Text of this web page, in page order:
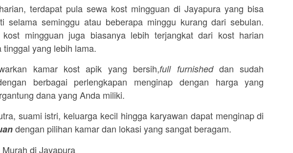
terdapat pula sewa kost mingguan di Jayapura yang bisa
selama seminggu atau beberapa minggu kurang dari sebulan.
mingguan juga biasanya lebih terjangkat dari kost harian
tinggal yang lebih lama.
kamar kost apik yang bersih,full furnished dan sudah
berbagai perlengkapan menginap dengan harga yang
dana yang Anda miliki.
suami istri, keluarga kecil hingga karyawan dapat menginap di
dengan pilihan kamar dan lokasi yang sangat beragam.